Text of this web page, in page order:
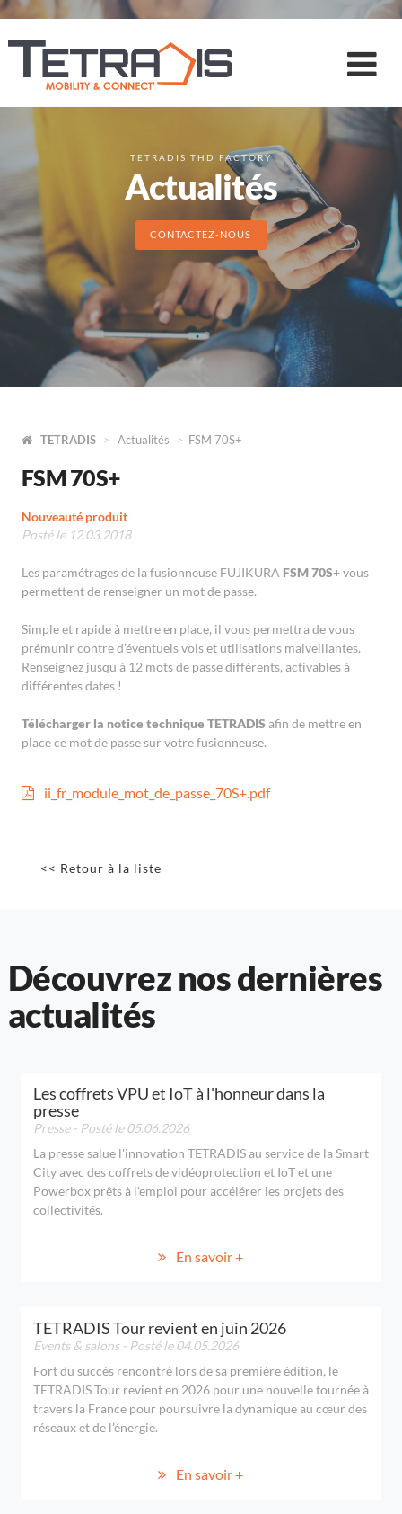
TETRADIS THD FACTORY
Actualités
CONTACTEZ-NOUS
TETRADIS Actualités FSM 70S+
FSM 70S+
Nouveauté produit
Posté le 12.03.2018
Les paramétrages de la fusionneuse FUJIKURA FSM 70S+vous
permettent de renseigner un mot de passe.
Simple et rapide à mettre en place, il vous permettra de vous
prémunir contre d’éventuels vols et utilisations malveillantes.
Renseignez jusqu'à 12 mots de passe différents, activables à
différentes dates !
Télécharger la notice technique TETRADIS afin de mettre en
place ce mot de passe sur votre fusionneuse.
ii_fr_module_mot_de_passe_70S+.pdf
<< Retour à la liste
Découvrez nos dernières
actualités
Les coffrets VPU et IoT à l'honneur dans la
presse
Presse- Posté le 05.06.2026
La presse salue l'innovation TETRADIS au service de la Smart
City avec des coffrets de vidéoprotection et IoT et une
Powerbox prêts à l'emploi pour accélérer les projets des
collectivités.
En savoir +
TETRADIS Tour revient en juin 2026
Events & salons- Posté le 04.05.2026
Fort du succès rencontré lors de sa première édition, le
TETRADIS Tour revient en 2026 pour une nouvelle tournée à
travers la France pour poursuivre la dynamique au cœur des
réseaux et de l’énergie.
En savoir +